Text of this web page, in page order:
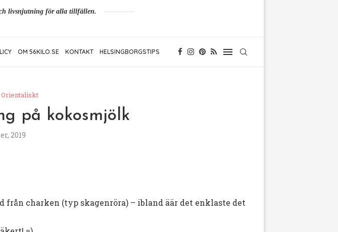
livsnjutning för alla tillfällen.
OM 56KILO.SE KONTAKT HELSINGBORGSTIPS
Orientaliskt
på kokosmjölk
2019
charken (typ skagenröra) – ibland äär det enklaste det